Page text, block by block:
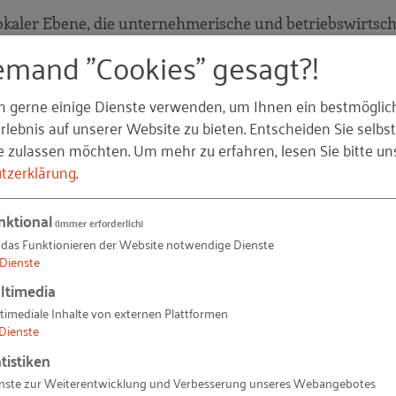
Ebene, die unternehmerische und
oder lokaler Ebene, die
Verfahren für Unternehmen vereinfachen und
umsetzen.
kleine und mittlere Unternehmen auf
innerhalb und außerhalb der Europäischen
Ressourceneffizienz:
oder lokaler Ebene, die den Zugang von KMUs
"Cookies" gesagt?!
gerne einige Dienste verwenden, um Ihnen ein
auf unserer Website zu bieten. Entscheiden Sie
zulassen möchten.Um mehr zu erfahren, lesen Sie bitte
.
(immer erforderlich)
Funktionieren der Website notwendige Dienste
Dienste
Inhalte von externen Plattformen
Dienste
zur Weiterentwicklung und Verbesserung unseres Webangebotes